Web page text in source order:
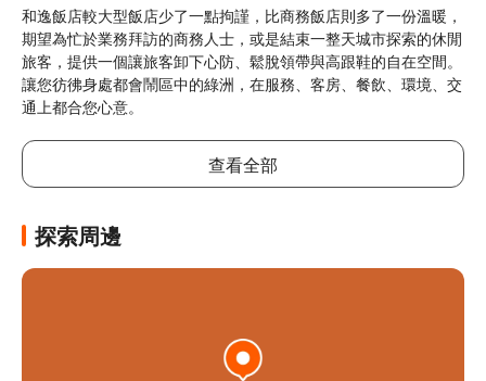
和逸飯店較大型飯店少了一點拘謹，比商務飯店則多了一份溫暖，
期望為忙於業務拜訪的商務人士，或是結束一整天城市探索的休閒
旅客，提供一個讓旅客卸下心防、鬆脫領帶與高跟鞋的自在空間。
讓您彷彿身處都會鬧區中的綠洲，在服務、客房、餐飲、環境、交
通上都合您心意。
查看全部
探索周邊